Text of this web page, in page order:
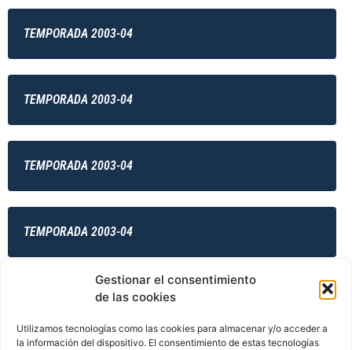
Gestionar el consentimiento
de las cookies
Utilizamos tecnologías como las cookies para almacenar y/o acceder a
la información del dispositivo. El consentimiento de estas tecnologías
TEMPORADA 2003-04
TEMPORADA 2003-04
TEMPORADA 2003-04
TEMPORADA 2003-04
TEMPORADA 2004-05